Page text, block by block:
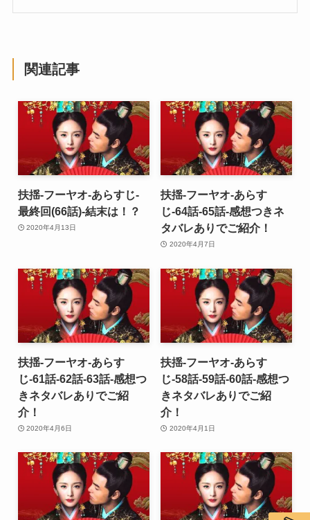
関連記事
扶揺-フーヤオ-あらすじ-
最終回(66話)-結末は！？
2020年4月13日
扶揺-フーヤオ-あらす
じ-64話-65話-感想つきネ
タバレありでご紹介！
2020年4月7日
扶揺-フーヤオ-あらす
じ-61話-62話-63話-感想つ
きネタバレありでご紹
介！
2020年4月6日
扶揺-フーヤオ-あらす
じ-58話-59話-60話-感想つ
きネタバレありでご紹
介！
2020年4月1日